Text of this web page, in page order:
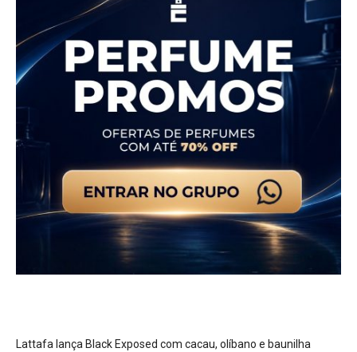
Lattafa lança Black Exposed com cacau, olíbano e baunilha